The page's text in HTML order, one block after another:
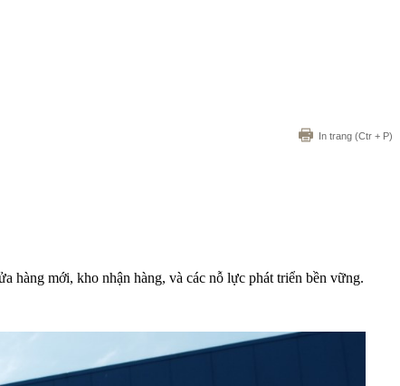
In trang (Ctr + P)
hàng mới, kho nhận hàng, và các nỗ lực phát triển bền vững.